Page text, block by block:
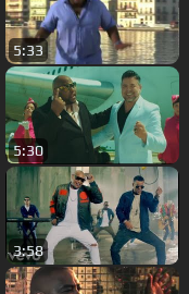
5:33
5:30
3:58